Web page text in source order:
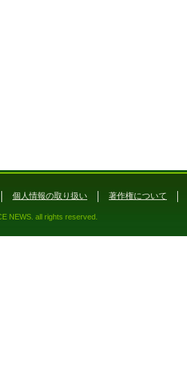
個人情報の取り扱い 著作権について
NEWS. all rights reserved.